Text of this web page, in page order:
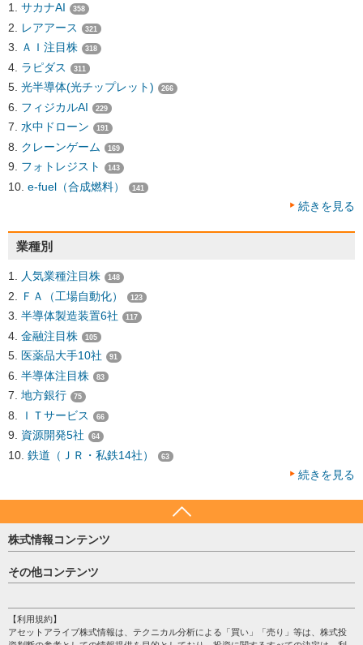
サカナAI 358
レアアース 321
ＡＩ注目株 318
ラピダス 311
光半導体(光チップレット) 266
フィジカルAI 229
水中ドローン 191
クレーンゲーム 169
フォトレジスト 143
e-fuel（合成燃料） 141
続きを見る
業種別
人気業種注目株 148
ＦＡ（工場自動化） 123
半導体製造装置6社 117
金融注目株 105
医薬品大手10社 91
半導体注目株 83
地方銀行 75
ＩＴサービス 66
資源開発5社 64
鉄道（ＪＲ・私鉄14社） 63
続きを見る
株式情報コンテンツ
日経平均
売買シグナル
株テーマ情報
その他コンテンツ
個人情報保護方針
プライバシーポリシー
【利用規約】
アセットアライブ株式情報は、テクニカル分析による「買い」「売り」等は、株式投